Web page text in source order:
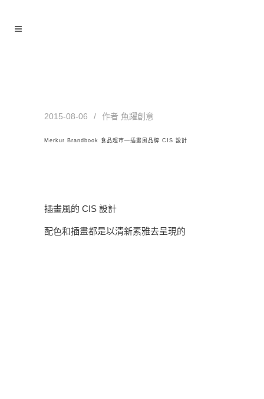
2015-08-06 作者 魚躍創意
Merkur Brandbook 食品超市—插畫風品牌 CIS 設計
插畫風的 CIS 設計
配色和插畫都是以清新素雅去呈現的